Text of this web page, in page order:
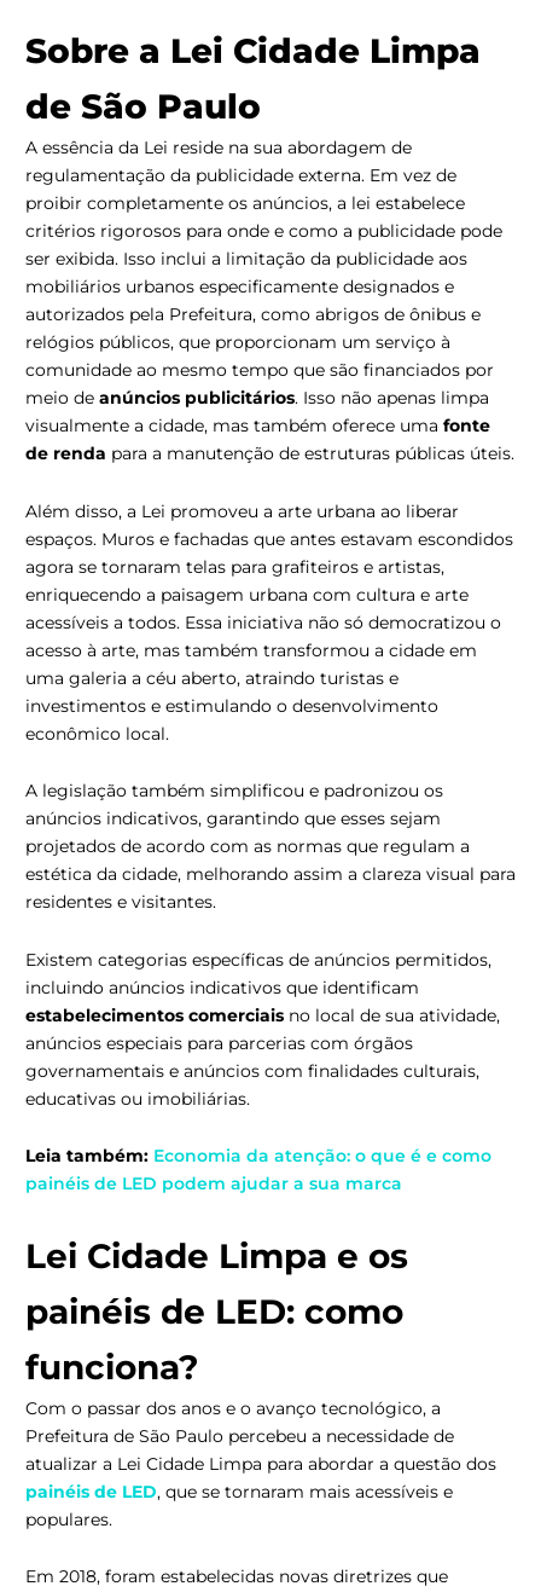
Sobre a Lei Cidade Limpa
de São Paulo
A essência da Lei reside na sua abordagem de
regulamentação da publicidade externa. Em vez de
proibir completamente os anúncios, a lei estabelece
critérios rigorosos para onde e como a publicidade pode
ser exibida. Isso inclui a limitação da publicidade aos
mobiliários urbanos especificamente designados e
autorizados pela Prefeitura, como abrigos de ônibus e
relógios públicos, que proporcionam um serviço à
comunidade ao mesmo tempo que são financiados por
meio de anúncios publicitários. Isso não apenas limpa
visualmente a cidade, mas também oferece uma fonte
de renda para a manutenção de estruturas públicas úteis.
Além disso, a Lei promoveu a arte urbana ao liberar
espaços. Muros e fachadas que antes estavam escondidos
agora se tornaram telas para grafiteiros e artistas,
enriquecendo a paisagem urbana com cultura e arte
acessíveis a todos. Essa iniciativa não só democratizou o
acesso à arte, mas também transformou a cidade em
uma galeria a céu aberto, atraindo turistas e
investimentos e estimulando o desenvolvimento
econômico local.
A legislação também simplificou e padronizou os
anúncios indicativos, garantindo que esses sejam
projetados de acordo com as normas que regulam a
estética da cidade, melhorando assim a clareza visual para
residentes e visitantes.
Existem categorias específicas de anúncios permitidos,
incluindo anúncios indicativos que identificam
estabelecimentos comerciais no local de sua atividade,
anúncios especiais para parcerias com órgãos
governamentais e anúncios com finalidades culturais,
educativas ou imobiliárias.
Leia também: Economia da atenção: o que é e como
painéis de LED podem ajudar a sua marca
Lei Cidade Limpa e os
painéis de LED: como
funciona?
Com o passar dos anos e o avanço tecnológico, a
Prefeitura de São Paulo percebeu a necessidade de
atualizar a Lei Cidade Limpa para abordar a questão dos
painéis de LED, que se tornaram mais acessíveis e
populares.
Em 2018, foram estabelecidas novas diretrizes que